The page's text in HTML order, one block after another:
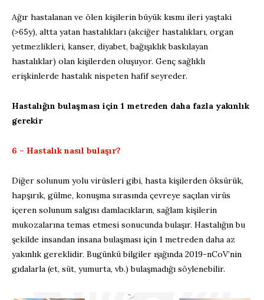
Ağır hastalanan ve ölen kişilerin büyük kısmı ileri yaştaki
(>65y), altta yatan hastalıkları (akciğer hastalıkları, organ
yetmezlikleri, kanser, diyabet, bağışıklık baskılayan
hastalıklar) olan kişilerden oluşuyor. Genç sağlıklı
erişkinlerde hastalık nispeten hafif seyreder.
Hastalığın bulaşması için 1 metreden daha fazla yakınlık
gerekir
6 – Hastalık nasıl bulaşır?
Diğer solunum yolu virüsleri gibi, hasta kişilerden öksürük,
hapşırık, gülme, konuşma sırasında çevreye saçılan virüs
içeren solunum salgısı damlacıkların, sağlam kişilerin
mukozalarına temas etmesi sonucunda bulaşır. Hastalığın bu
şekilde insandan insana bulaşması için 1 metreden daha az
yakınlık gereklidir. Bugünkü bilgiler ışığında 2019-nCoV’nin
gıdalarla (et, süt, yumurta, vb.) bulaşmadığı söylenebilir.